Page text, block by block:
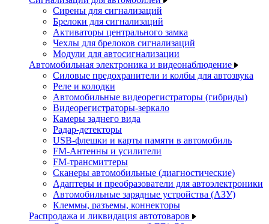
Сирены для сигнализаций
Брелоки для сигнализаций
Активаторы центрального замка
Чехлы для брелоков сигнализаций
Модули для автосигнализации
Автомобильная электроника и видеонаблюдение
Силовые предохранители и колбы для автозвука
Реле и колодки
Автомобильные видеорегистраторы (гибриды)
Видеорегистраторы-зеркало
Камеры заднего вида
Радар-детекторы
USB-флешки и карты памяти в автомобиль
FM-Антенны и усилители
FM-трансмиттеры
Сканеры автомобильные (диагностические)
Адаптеры и преобразователи для автоэлектроники
Автомобильные зарядные устройства (АЗУ)
Клеммы, разъемы, коннекторы
Распродажа и ликвидация автотоваров